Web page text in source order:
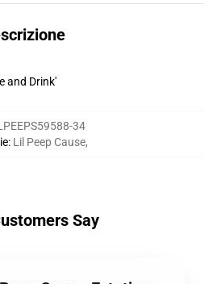
and Drink'
34
: Lil Peep Cause,
Say